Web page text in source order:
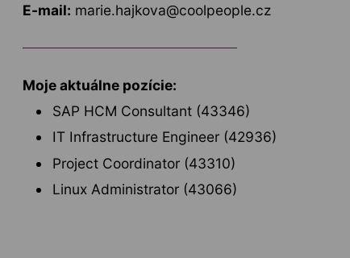
E-mail: marie.hajkova@coolpeople.cz
Moje aktuálne pozície:
SAP HCM Consultant (43346)
IT Infrastructure Engineer (42936)
Project Coordinator (43310)
Linux Administrator (43066)